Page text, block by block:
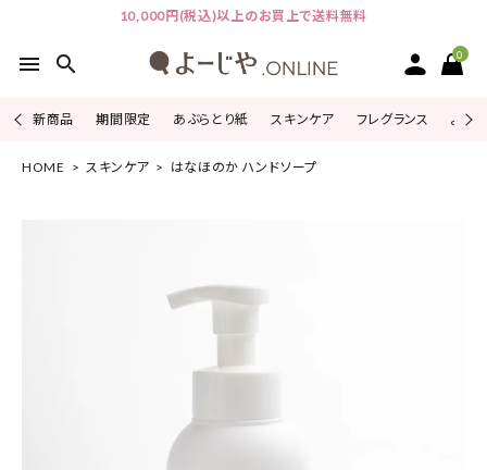
10,000円(税込)以上のお買上で送料無料
menu search 0
新商品 期間限定 あぶらとり紙 スキンケア フレグランス よじ
ACCOUNT MENU
HOME スキンケア はなほのか ハンドソープ